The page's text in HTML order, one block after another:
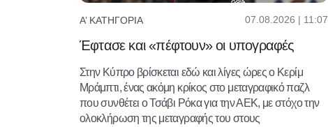
Α’ ΚΑΤΗΓΟΡΊΑ 07.08.2026 | 11:07
Έφτασε και «πέφτουν» οι υπογραφές
Στην Κύπρο βρίσκεται εδώ και λίγες ώρες ο Κερίμ
Μράμπτι, ένας ακόμη κρίκος στο μεταγραφικό παζλ
που συνθέτει ο Τσάβι Ρόκα για την ΑΕΚ, με στόχο την
ολοκλήρωση της μεταγραφής του στους